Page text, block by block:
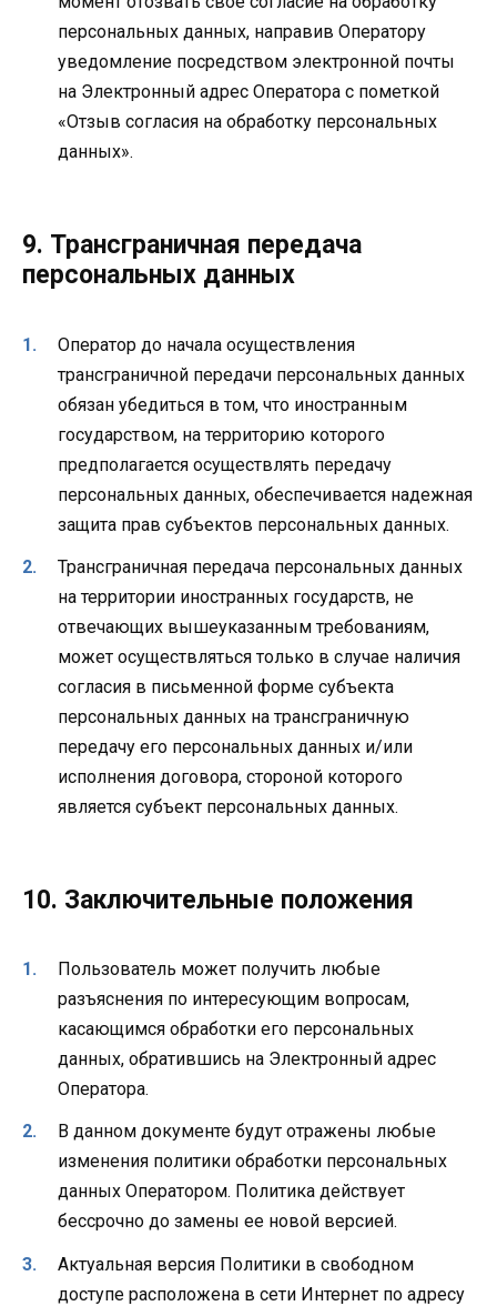
персональных данных, направив Оператору
уведомление посредством электронной почты
на Электронный адрес Оператора с пометкой
«Отзыв согласия на обработку персональных
данных».
9. Трансграничная передача
персональных данных
Оператор до начала осуществления
трансграничной передачи персональных данных
обязан убедиться в том, что иностранным
государством, на территорию которого
предполагается осуществлять передачу
персональных данных, обеспечивается надежная
защита прав субъектов персональных данных.
Трансграничная передача персональных данных
на территории иностранных государств, не
отвечающих вышеуказанным требованиям,
может осуществляться только в случае наличия
согласия в письменной форме субъекта
персональных данных на трансграничную
передачу его персональных данных и/или
исполнения договора, стороной которого
является субъект персональных данных.
10. Заключительные положения
Пользователь может получить любые
разъяснения по интересующим вопросам,
касающимся обработки его персональных
данных, обратившись на Электронный адрес
Оператора.
В данном документе будут отражены любые
изменения политики обработки персональных
данных Оператором. Политика действует
бессрочно до замены ее новой версией.
Актуальная версия Политики в свободном
доступе расположена в сети Интернет по адресу